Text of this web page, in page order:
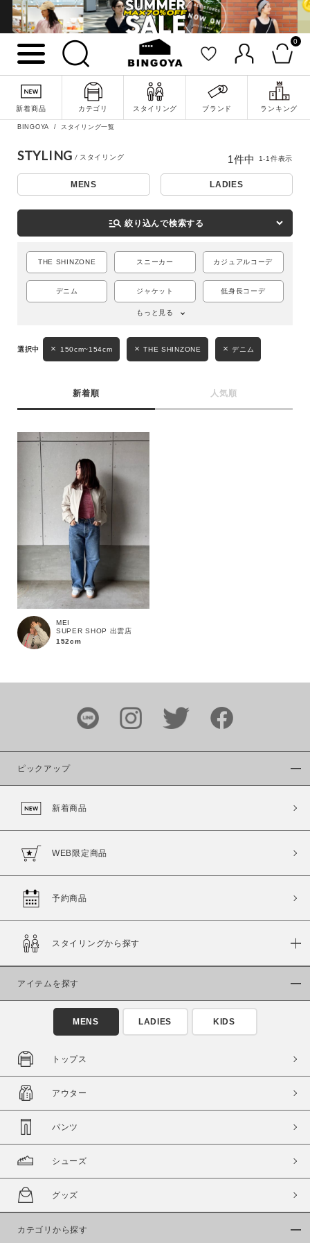
0
新着商品 カテゴリ スタイリング ブランド ランキング
詳細検索
キーワード
サイズ
価格
～
商品タイプ
在庫
BINGOYA スタイリング一覧
STYLING
MENS LADIES
manage_search 絞り込んで検索する
THE SHINZONE スニーカー カジュアルコーデ
デニム ジャケット 低身長コーデ
もっと見る
150cm~154cm THE SHINZONE デニム
新着順 人気順
1件中 1-1件表示
MEI
SUPER SHOP 出雲店
152cm
ピックアップ
新着商品
WEB限定商品
予約商品
スタイリングから探す
アイテムを探す
MENS LADIES KIDS
トップス
アウター
パンツ
シューズ
グッズ
カテゴリから探す